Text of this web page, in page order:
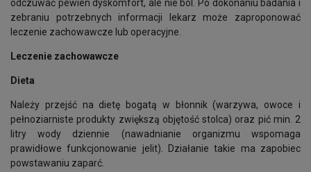
odczuwać pewien dyskomfort, ale nie ból. Po dokonaniu badania i
zebraniu potrzebnych informacji lekarz może zaproponować
leczenie zachowawcze lub operacyjne.
Leczenie zachowawcze
Dieta
Należy przejść na dietę bogatą w błonnik (warzywa, owoce i
pełnoziarniste produkty zwiększą objętość stolca) oraz pić min. 2
litry wody dziennie (nawadnianie organizmu wspomaga
prawidłowe funkcjonowanie jelit). Działanie takie ma zapobiec
powstawaniu zaparć.